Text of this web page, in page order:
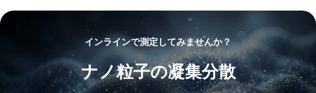
インラインで測定してみませんか？
ナノ粒子の凝集分散